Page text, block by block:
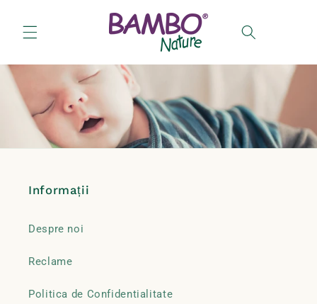
conținut
Informații
Despre noi
Reclame
Politica de Confidentialitate